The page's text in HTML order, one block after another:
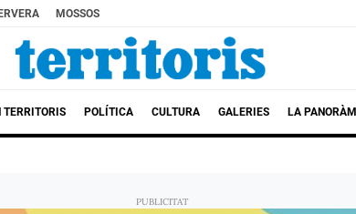
MOSSOS
POLÍTICA CULTURA GALERIES LA